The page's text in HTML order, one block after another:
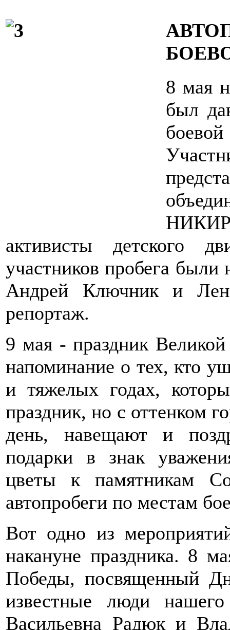
8 мая
был
активисты детского
участников пробега
Андрей Ключник и
репортаж.
9 мая - праздник
напоминание о тех, кто
и тяжелых годах,
праздник, но с оттенком
день, навещают и
подарки в знак
цветы к памятникам
автопробеги по местам
Вот одно из
накануне праздника. 8
Победы, посвященный
известные люди
Васильевна Радюк и